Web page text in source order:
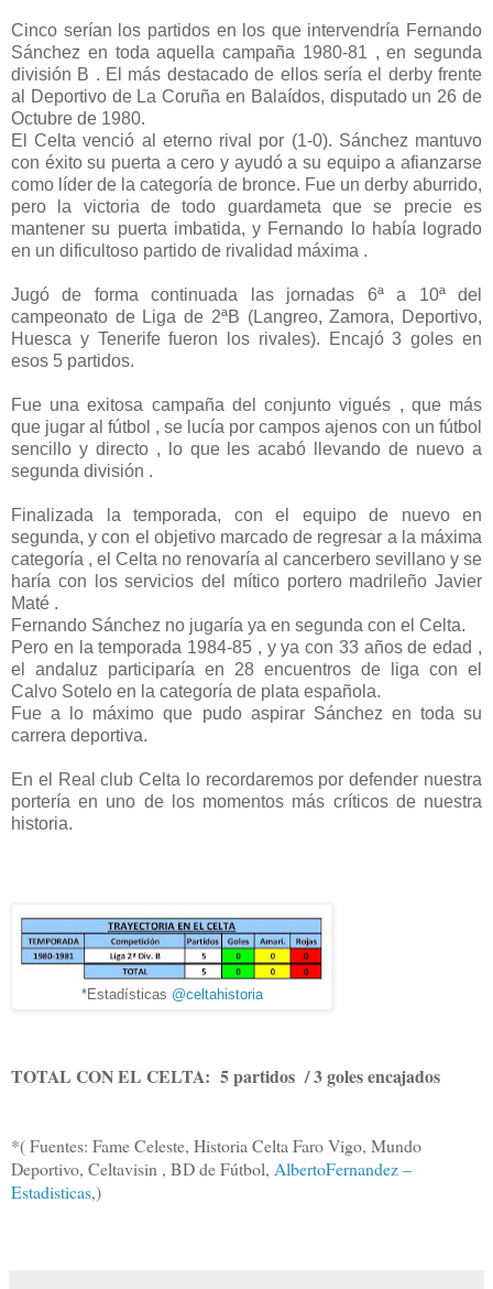
Cinco serían los partidos en los que intervendría Fernando
Sánchez en toda aquella campaña 1980-81 , en segunda
división B . El más destacado de ellos sería el derby frente
al Deportivo de La Coruña en Balaídos, disputado un 26 de
Octubre de 1980.
El Celta venció al eterno rival por (1-0). Sánchez mantuvo
con éxito su puerta a cero y ayudó a su equipo a afianzarse
como líder de la categoría de bronce. Fue un derby aburrido,
pero la victoria de todo guardameta que se precie es
mantener su puerta imbatida, y Fernando lo había logrado
en un dificultoso partido de rivalidad máxima .
Jugó de forma continuada las jornadas 6ª a 10ª del
campeonato de Liga de 2ªB (Langreo, Zamora, Deportivo,
Huesca y Tenerife fueron los rivales). Encajó 3 goles en
esos 5 partidos.
Fue una exitosa campaña del conjunto vigués , que más
que jugar al fútbol , se lucía por campos ajenos con un fútbol
sencillo y directo , lo que les acabó llevando de nuevo a
segunda división .
Finalizada la temporada, con el equipo de nuevo en
segunda, y con el objetivo marcado de regresar a la máxima
categoría , el Celta no renovaría al cancerbero sevillano y se
haría con los servicios del mítico portero madrileño Javier
Maté .
Fernando Sánchez no jugaría ya en segunda con el Celta.
Pero en la temporada 1984-85 , y ya con 33 años de edad ,
el andaluz participaría en 28 encuentros de liga con el
Calvo Sotelo en la categoría de plata española.
Fue a lo máximo que pudo aspirar Sánchez en toda su
carrera deportiva.
En el Real club Celta lo recordaremos por defender nuestra
portería en uno de los momentos más críticos de nuestra
historia.
*Estadísticas @celtahistoria
TOTAL CON EL CELTA: 5 partidos / 3 goles encajados
*( Fuentes: Fame Celeste, Historia Celta Faro Vigo, Mundo
Deportivo, Celtavisin , BD de Fútbol, AlbertoFernandez –
Estadisticas,)